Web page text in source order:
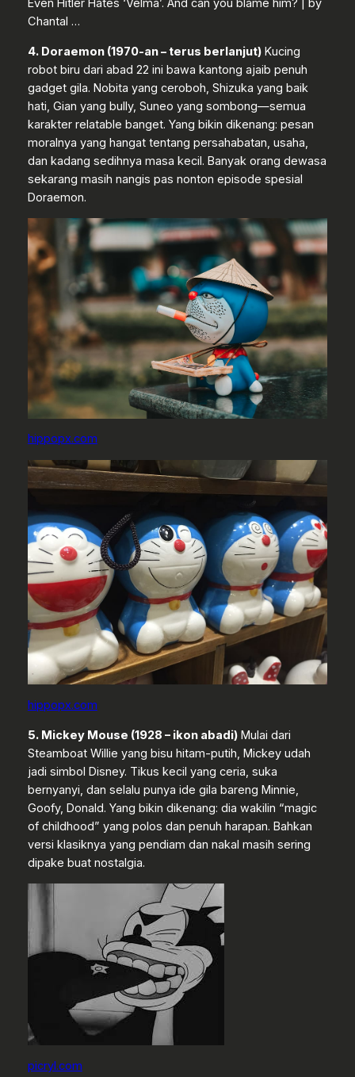
Even Hitler Hates ‘Velma’. And can you blame him? | by
Chantal …
4. Doraemon (1970-an – terus berlanjut)Kucing
robot biru dari abad 22 ini bawa kantong ajaib penuh
gadget gila. Nobita yang ceroboh, Shizuka yang baik
hati, Gian yang bully, Suneo yang sombong—semua
karakter relatable banget. Yang bikin dikenang: pesan
moralnya yang hangat tentang persahabatan, usaha,
dan kadang sedihnya masa kecil. Banyak orang dewasa
sekarang masih nangis pas nonton episode spesial
Doraemon.
hippopx.com
hippopx.com
5. Mickey Mouse (1928 – ikon abadi)Mulai dari
Steamboat Willie yang bisu hitam-putih, Mickey udah
jadi simbol Disney. Tikus kecil yang ceria, suka
bernyanyi, dan selalu punya ide gila bareng Minnie,
Goofy, Donald. Yang bikin dikenang: dia wakilin “magic
of childhood” yang polos dan penuh harapan. Bahkan
versi klasiknya yang pendiam dan nakal masih sering
dipake buat nostalgia.
picryl.com